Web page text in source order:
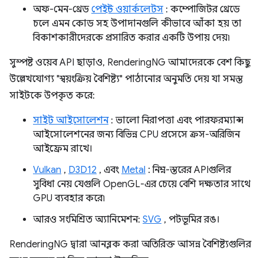
অফ-মেন-থ্রেডপেইন্ট ওয়ার্কলেটস : কম্পোজিটর থ্রেডে
চলে এমন কোড সহ উপাদানগুলি কীভাবে আঁকা হয় তা
বিকাশকারীদেরকে প্রসারিত করার একটি উপায় দেয়৷
সুস্পষ্ট ওয়েব API ছাড়াও, RenderingNG আমাদেরকে বেশ কিছু
উল্লেখযোগ্য "স্বয়ংক্রিয় বৈশিষ্ট্য" পাঠানোর অনুমতি দেয় যা সমস্ত
সাইটকে উপকৃত করে:
সাইট আইসোলেশন: ভালো নিরাপত্তা এবং পারফরম্যান্স
আইসোলেশনের জন্য বিভিন্ন CPU প্রসেসে ক্রস-অরিজিন
আইফ্রেম রাখে।
Vulkan , D3D12 , এবং Metal : নিম্ন-স্তরের APIগুলির
সুবিধা নেয় যেগুলি OpenGL-এর চেয়ে বেশি দক্ষতার সাথে
GPU ব্যবহার করে৷
আরও সংমিশ্রিত অ্যানিমেশন: SVG , পটভূমির রঙ।
RenderingNG দ্বারা আনব্লক করা অতিরিক্ত আসন্ন বৈশিষ্ট্যগুলির